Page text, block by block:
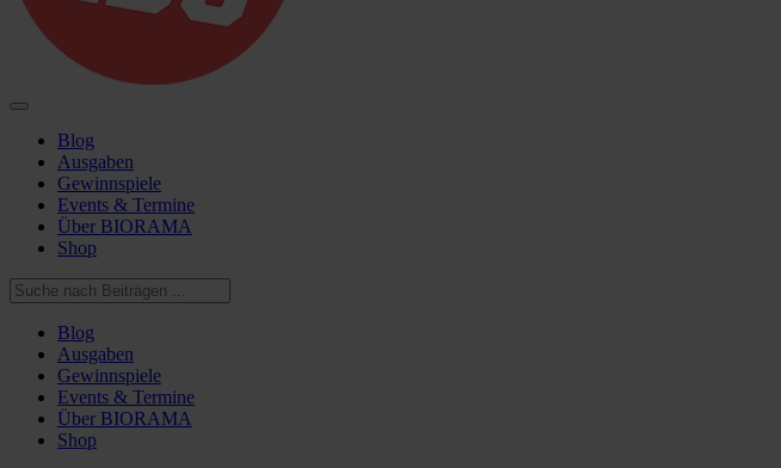
Blog
Ausgaben
Gewinnspiele
Events & Termine
Über BIORAMA
Shop
Blog
Ausgaben
Gewinnspiele
Events & Termine
Über BIORAMA
Shop